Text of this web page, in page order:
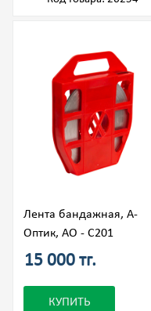
Лента бандажная, А-
Оптик, АО - С201
15 000 тг.
КУПИТЬ